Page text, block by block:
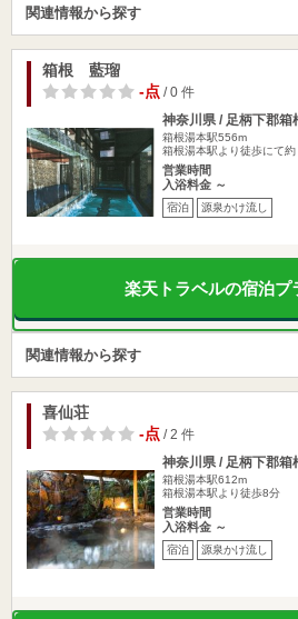
関連情報から探す
箱根 藍瑠
-点/ 0 件
神奈川県 / 足柄下郡箱
箱根湯本駅556m
箱根湯本駅より徒歩にて約
営業時間
入浴料金 ～
宿泊 源泉かけ流し
楽天トラベルの宿泊プ
関連情報から探す
喜仙荘
-点/ 2 件
神奈川県 / 足柄下郡箱
箱根湯本駅612m
箱根湯本駅より徒歩8分
営業時間
入浴料金 ～
宿泊 源泉かけ流し